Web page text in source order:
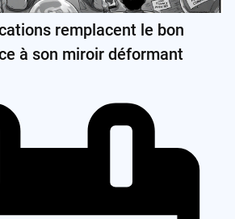
remplacent le bon
à son miroir déformant